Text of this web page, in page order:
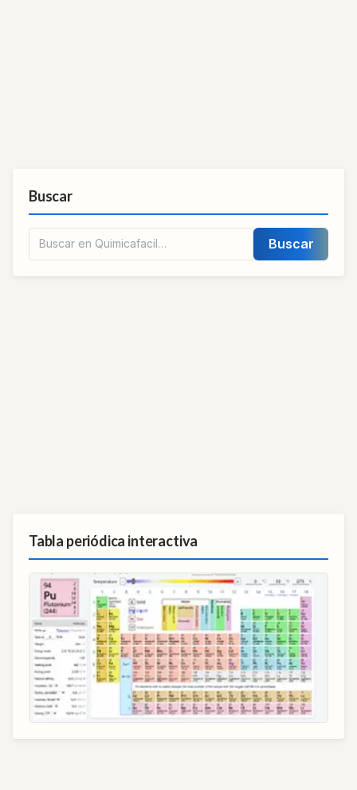
Buscar
Buscar
Tabla periódica interactiva